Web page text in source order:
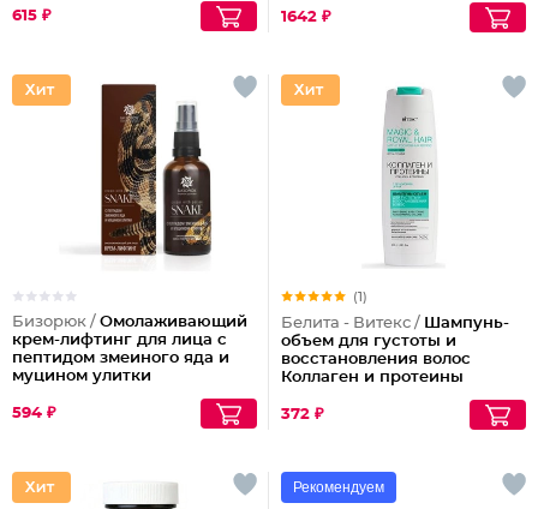
615 ₽ 1642 ₽
Бизорюк / Омолаживающий
крем-лифтинг для лица с
пептидом змеиного яда и
муцином улитки
594 ₽
(1)
Белита - Витекс / Шампунь-
объем для густоты и
восстановления волос
Коллаген и протеины
372 ₽
Рекомендуем